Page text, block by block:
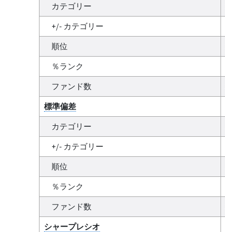
カテゴリー
+/- カテゴリー
順位
％ランク
ファンド数
標準偏差
カテゴリー
+/- カテゴリー
順位
％ランク
ファンド数
シャープレシオ